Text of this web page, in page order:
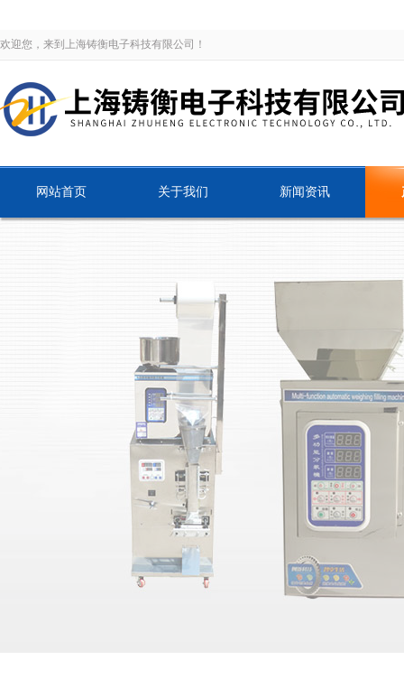
欢迎您，来到上海铸衡电子科技有限公司！
网站首页 关于我们 新闻资讯